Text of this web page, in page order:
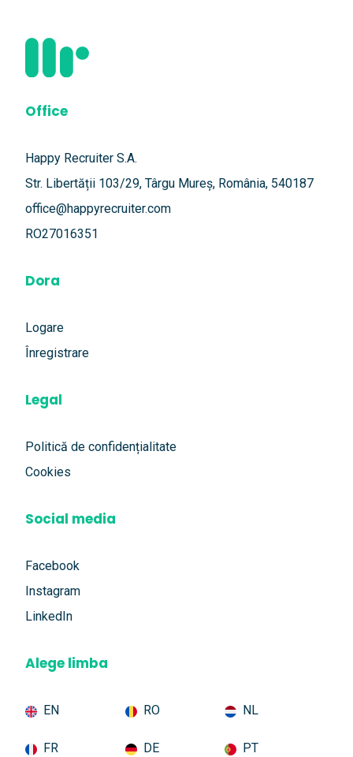
Office
Happy Recruiter S.A.
Str. Libertății 103/29, Târgu Mureș, România, 540187
office@happyrecruiter.com
RO27016351
Dora
Logare
Înregistrare
Legal
Politică de confidențialitate
Cookies
Social media
Facebook
Instagram
LinkedIn
Alege limba
EN RO NL
FR DE PT